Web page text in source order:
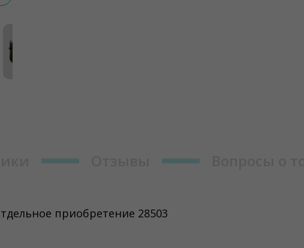
приобретение 28503